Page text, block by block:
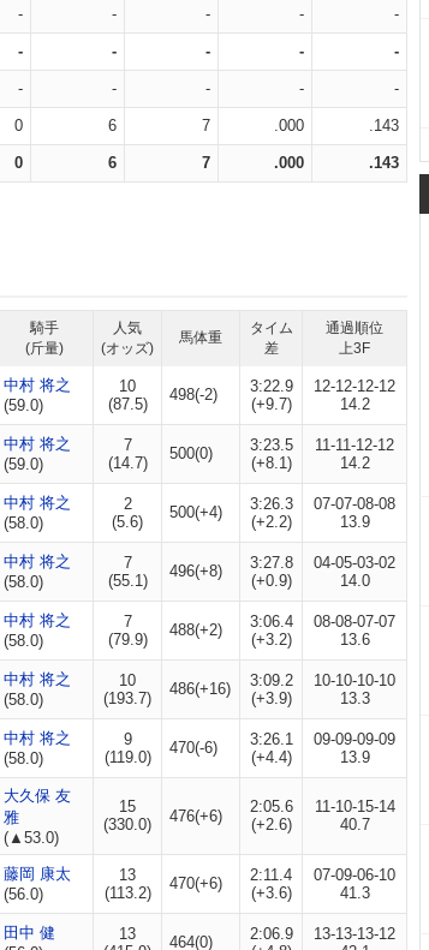
- - - - -
- - - - -
- - - - -
0 6 7 .000 .143
0 6 7 .000 .143
騎手
(斤量)
人気
(オッズ)
馬体重
タイム
差
通過順位
上3F
中村 将之
(59.0)
10
(87.5)
498(-2)
3:22.9
(+9.7)
12-12-12-12
14.2
中村 将之
(59.0)
7
(14.7)
500(0)
3:23.5
(+8.1)
11-11-12-12
14.2
中村 将之
(58.0)
2
(5.6)
500(+4)
3:26.3
(+2.2)
07-07-08-08
13.9
中村 将之
(58.0)
7
(55.1)
496(+8)
3:27.8
(+0.9)
04-05-03-02
14.0
中村 将之
(58.0)
7
(79.9)
488(+2)
3:06.4
(+3.2)
08-08-07-07
13.6
中村 将之
(58.0)
10
(193.7)
486(+16)
3:09.2
(+3.9)
10-10-10-10
13.3
中村 将之
(58.0)
9
(119.0)
470(-6)
3:26.1
(+4.4)
09-09-09-09
13.9
大久保 友
雅
(▲53.0)
15
(330.0)
476(+6)
2:05.6
(+2.6)
11-10-15-14
40.7
藤岡 康太
(56.0)
13
(113.2)
470(+6)
2:11.4
(+3.6)
07-09-06-10
41.3
田中 健
13
464(0)
2:06.9
13-13-13-12